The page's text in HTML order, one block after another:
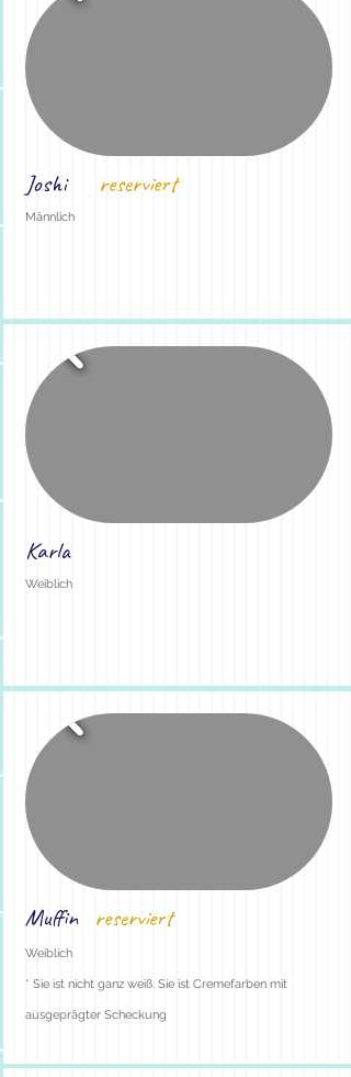
Joshi reserviert
Männlich
Karla
Weiblich
Muffin reserviert
Weiblich
* Sie ist nicht ganz weiß. Sie ist Cremefarben mit
ausgeprägter Scheckung